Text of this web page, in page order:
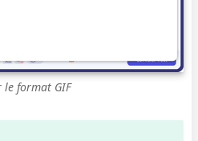
le format GIF